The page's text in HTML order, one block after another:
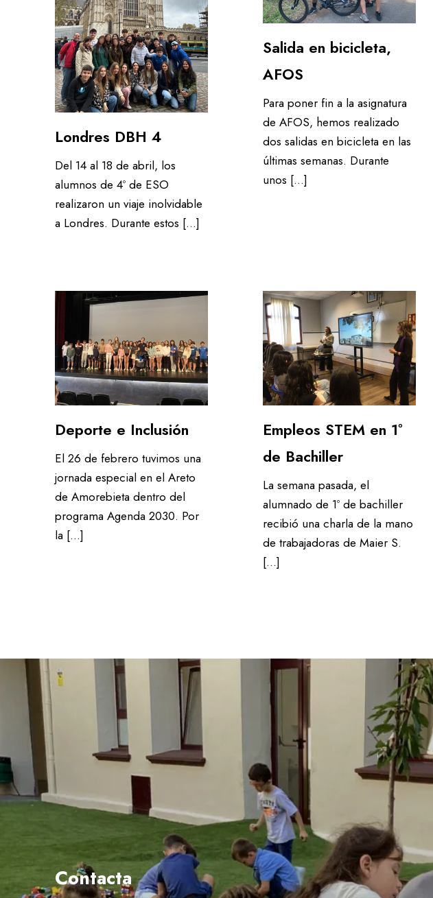
Londres DBH 4
Del 14 al 18 de abril, los
alumnos de 4º de ESO
realizaron un viaje inolvidable
a Londres. Durante estos […]
Salida en bicicleta,
AFOS
Para poner fin a la asignatura
de AFOS, hemos realizado
dos salidas en bicicleta en las
últimas semanas. Durante
unos […]
Deporte e Inclusión
El 26 de febrero tuvimos una
jornada especial en el Areto
de Amorebieta dentro del
programa Agenda 2030. Por
la […]
Empleos STEM en 1º
de Bachiller
La semana pasada, el
alumnado de 1º de bachiller
recibió una charla de la mano
de trabajadoras de Maier S.
[…]
Contacta